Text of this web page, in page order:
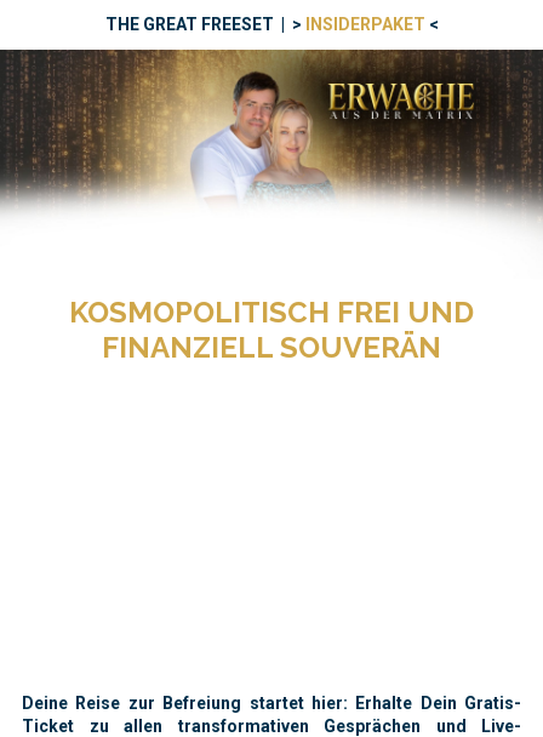
THE GREAT FREESET | > INSIDERPAKET <
KOSMOPOLITISCH FREI UND
FINANZIELL SOUVERÄN
Deine Reise zur Befreiung startet hier: Erhalte Dein Gratis-
Ticket zu allen transformativen Gesprächen und Live-